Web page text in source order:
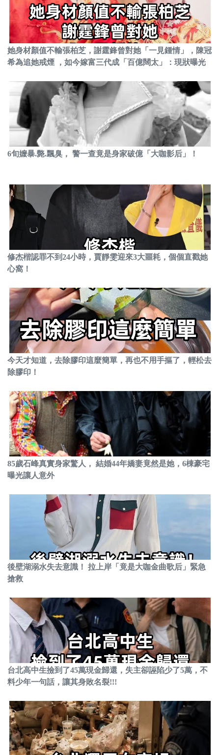
她身材顏值不輸張柏芝，謝霆鋒曾對她「一見鍾情」，陳冠
希為追她戒煙 ，如今嫁富三代成「百億闊太」：現狀曝光
6旬嬤暴.斃.飄臭， 警一查竟是身家破億「大咖影后」！
修杰楷認罪不到24小時，賈靜雯迎來3大噩耗，個個直戳她
心窩！
今天才知道，去除膠印這麼簡單，再也不用手摳了，輕松去
除膠印！
85歲石峰真實身家驚人， 結婚44年嬌妻竟然是她，6棟豪宅
曝光讓人意外
後壁湖溺水失去意識！ 拉上岸「竟是大咖金曲歌后」緊急
搶救
台北高中生撿到了45萬現金歸還，失主卻誣陷少了5萬，不
料少年一句話，讓其身敗名裂!!!